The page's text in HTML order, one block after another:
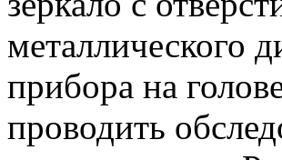
металлического
прибора на
проводить